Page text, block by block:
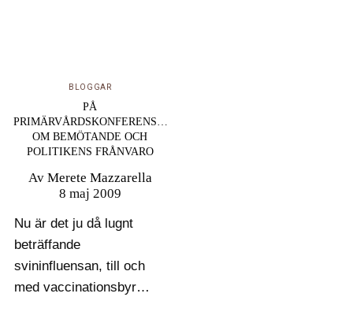
BLOGGAR
PÅ
PRIMÄRVÅRDSKONFERENS…
OM BEMÖTANDE OCH
POLITIKENS FRÅNVARO
Av Merete Mazzarella
8 maj 2009
Nu är det ju då lugnt
beträffande
svininfluensan, till och
med vaccinationsbyrån